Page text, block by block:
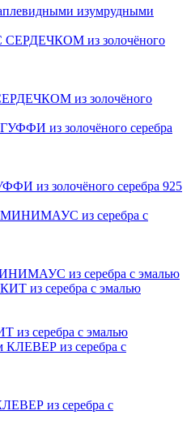
изумрудными
из золочёного
из золочёного серебра 925
из серебра с эмалью
из серебра с эмалью
из серебра с